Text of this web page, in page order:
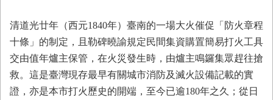
務
業
務/
資
訊
服
清道光廿年（西元1840年）臺南的一場大火催促「防火章程
十條」的制定，且勒碑曉諭規定民間集資購置簡易打火工具
交由值年爐主保管，在火災發生時，由爐主鳴鑼集眾趕往搶
救。這是臺灣現存最早有關城市消防及滅火設備記載的實
證，亦是本市打火歷史的開端，至今已逾180年之久；從日